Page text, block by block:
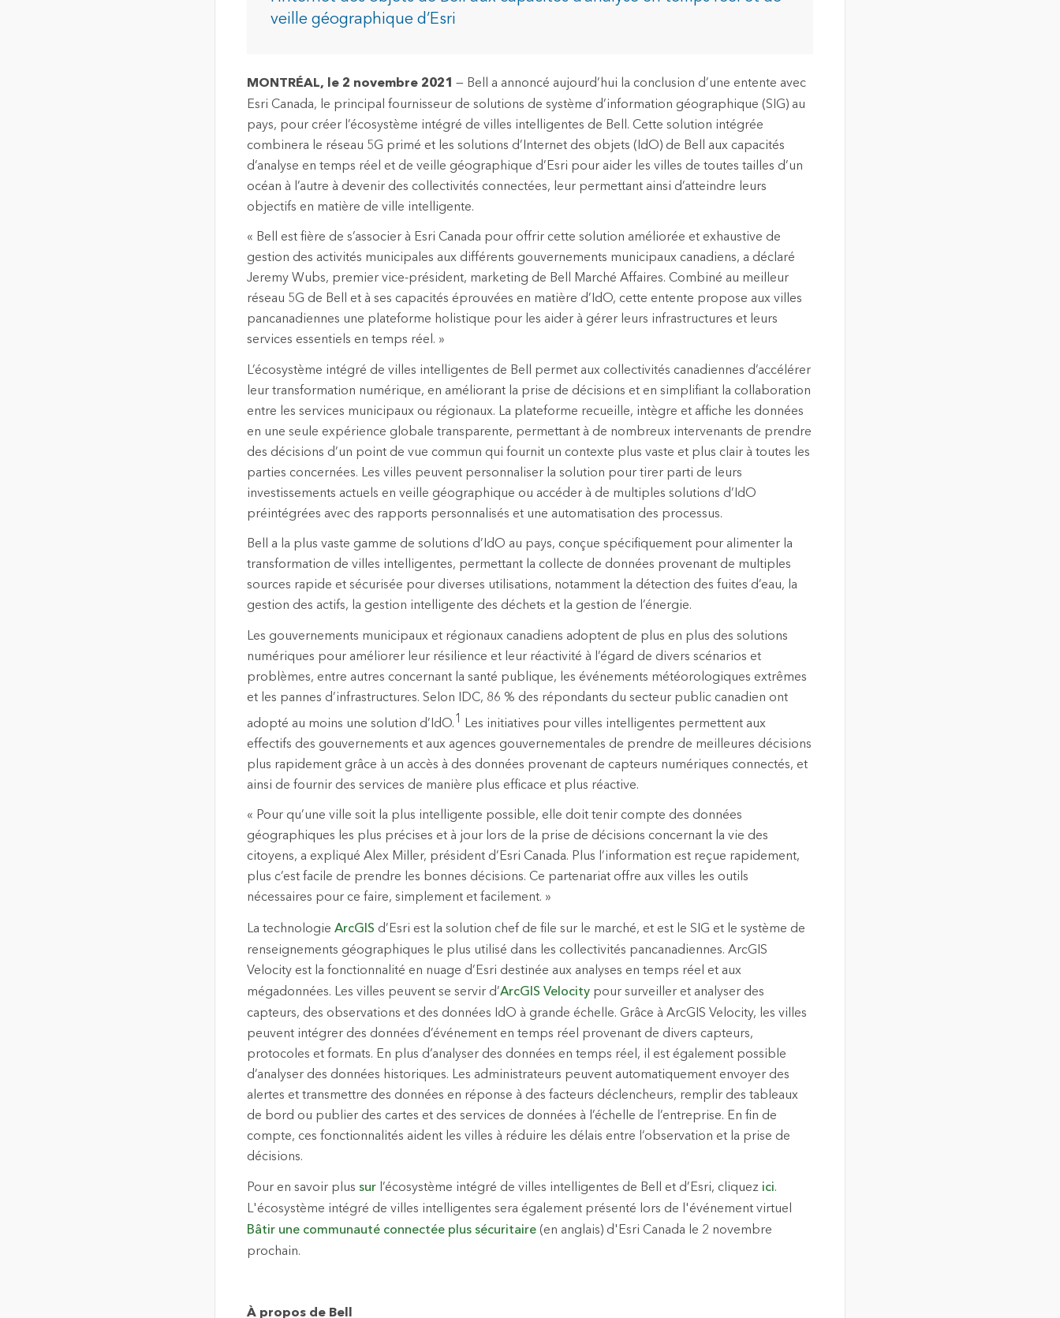
de localisation de haute
Fond de carte unique,
commune et à jour du
Tous les produits
veille géographique d’Esri
MONTRÉAL, le 2 novembre 2021 — Bell a annoncé aujourd’hui la conclusion d’une entente avec
Esri Canada, le principal fournisseur de solutions de système d’information géographique (SIG) au
pays, pour créer l’écosystème intégré de villes intelligentes de Bell. Cette solution intégrée
combinera le réseau 5G primé et les solutions d’Internet des objets (IdO) de Bell aux capacités
d’analyse en temps réel et de veille géographique d’Esri pour aider les villes de toutes tailles d’un
océan à l’autre à devenir des collectivités connectées, leur permettant ainsi d’atteindre leurs
objectifs en matière de ville intelligente.
« Bell est fière de s’associer à Esri Canada pour offrir cette solution améliorée et exhaustive de
gestion des activités municipales aux différents gouvernements municipaux canadiens, a déclaré
Jeremy Wubs, premier vice-président, marketing de Bell Marché Affaires. Combiné au meilleur
réseau 5G de Bell et à ses capacités éprouvées en matière d’IdO, cette entente propose aux villes
pancanadiennes une plateforme holistique pour les aider à gérer leurs infrastructures et leurs
services essentiels en temps réel. »
L’écosystème intégré de villes intelligentes de Bell permet aux collectivités canadiennes d’accélérer
leur transformation numérique, en améliorant la prise de décisions et en simplifiant la collaboration
entre les services municipaux ou régionaux. La plateforme recueille, intègre et affiche les données
en une seule expérience globale transparente, permettant à de nombreux intervenants de prendre
des décisions d’un point de vue commun qui fournit un contexte plus vaste et plus clair à toutes les
parties concernées. Les villes peuvent personnaliser la solution pour tirer parti de leurs
investissements actuels en veille géographique ou accéder à de multiples solutions d’IdO
préintégrées avec des rapports personnalisés et une automatisation des processus.
Bell a la plus vaste gamme de solutions d’IdO au pays, conçue spécifiquement pour alimenter la
transformation de villes intelligentes, permettant la collecte de données provenant de multiples
sources rapide et sécurisée pour diverses utilisations, notamment la détection des fuites d’eau, la
gestion des actifs, la gestion intelligente des déchets et la gestion de l’énergie.
Les gouvernements municipaux et régionaux canadiens adoptent de plus en plus des solutions
numériques pour améliorer leur résilience et leur réactivité à l’égard de divers scénarios et
problèmes, entre autres concernant la santé publique, les événements météorologiques extrêmes
et les pannes d’infrastructures. Selon IDC, 86 % des répondants du secteur public canadien ont
adopté au moins une solution d’IdO.1
Les initiatives pour villes intelligentes permettent aux
effectifs des gouvernements et aux agences gouvernementales de prendre de meilleures décisions
plus rapidement grâce à un accès à des données provenant de capteurs numériques connectés, et
ainsi de fournir des services de manière plus efficace et plus réactive.
« Pour qu’une ville soit la plus intelligente possible, elle doit tenir compte des données
géographiques les plus précises et à jour lors de la prise de décisions concernant la vie des
citoyens, a expliqué Alex Miller, président d’Esri Canada. Plus l’information est reçue rapidement,
plus c’est facile de prendre les bonnes décisions. Ce partenariat offre aux villes les outils
nécessaires pour ce faire, simplement et facilement. »
La technologie ArcGIS d’Esri est la solution chef de file sur le marché, et est le SIG et le système de
renseignements géographiques le plus utilisé dans les collectivités pancanadiennes. ArcGIS
Velocity est la fonctionnalité en nuage d’Esri destinée aux analyses en temps réel et aux
mégadonnées. Les villes peuvent se servir d’ArcGIS Velocity pour surveiller et analyser des
capteurs, des observations et des données IdO à grande échelle. Grâce à ArcGIS Velocity, les villes
peuvent intégrer des données d’événement en temps réel provenant de divers capteurs,
protocoles et formats. En plus d’analyser des données en temps réel, il est également possible
d’analyser des données historiques. Les administrateurs peuvent automatiquement envoyer des
alertes et transmettre des données en réponse à des facteurs déclencheurs, remplir des tableaux
de bord ou publier des cartes et des services de données à l’échelle de l’entreprise. En fin de
compte, ces fonctionnalités aident les villes à réduire les délais entre l’observation et la prise de
décisions.
Pour en savoir plus sur l’écosystème intégré de villes intelligentes de Bell et d’Esri, cliquez ici.
L'écosystème intégré de villes intelligentes sera également présenté lors de l'événement virtuel
Bâtir une communauté connectée plus sécuritaire (en anglais) d'Esri Canada le 2 novembre
prochain.
À propos de Bell